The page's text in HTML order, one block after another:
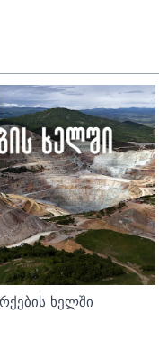
ხელში